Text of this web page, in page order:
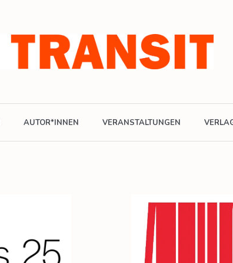
AUTOR*INNEN VERANSTALTUNGEN